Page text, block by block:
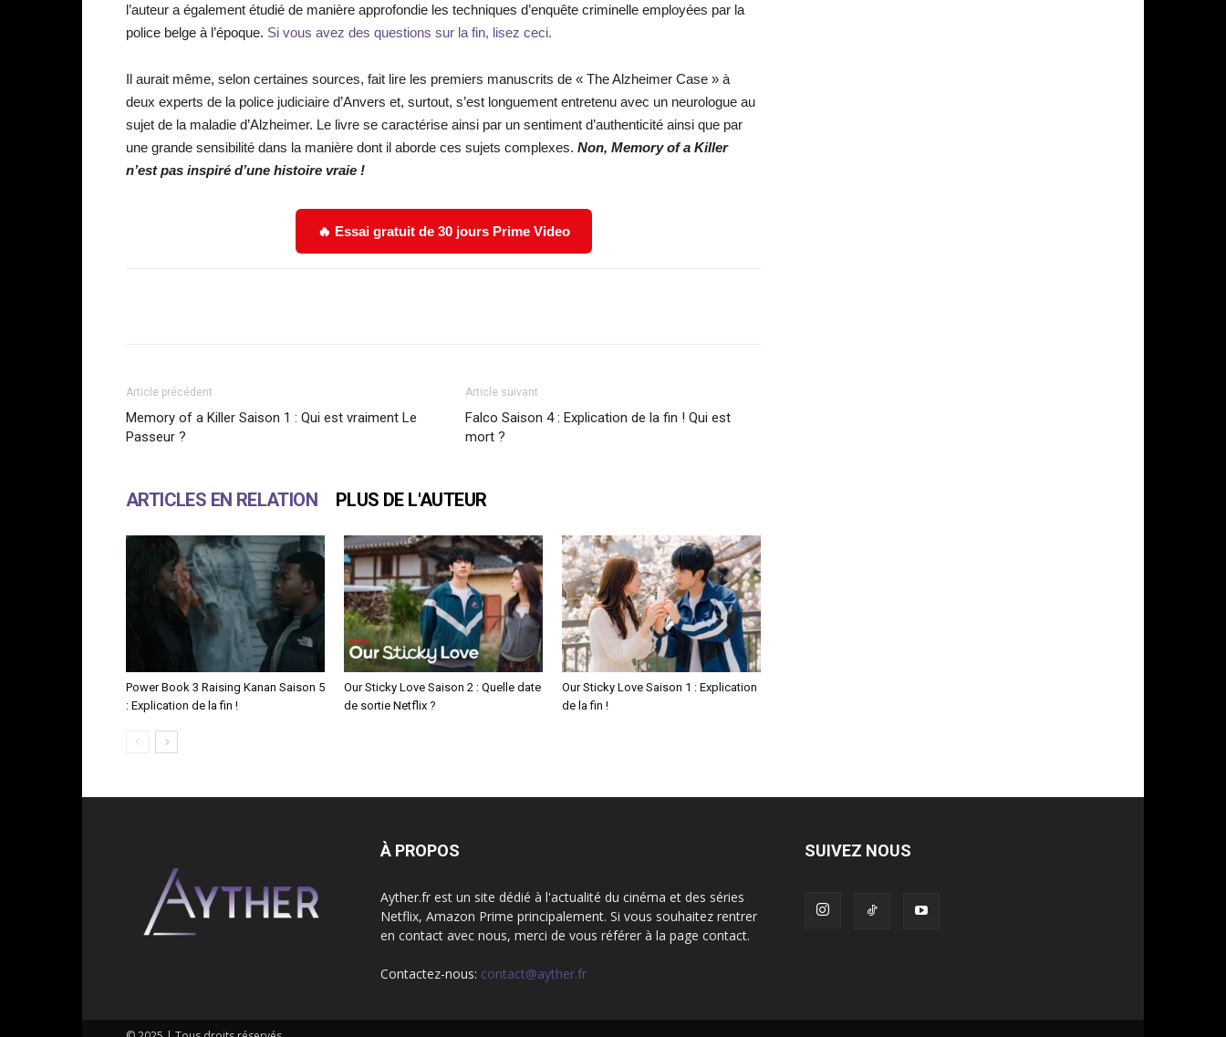
l’auteur a également étudié de manière approfondie les techniques d’enquête criminelle employées par la
police belge à l’époque. Si vous avez des questions sur la fin, lisez ceci.
Il aurait même, selon certaines sources, fait lire les premiers manuscrits de « The Alzheimer Case » à
deux experts de la police judiciaire d’Anvers et, surtout, s’est longuement entretenu avec un neurologue au
sujet de la maladie d’Alzheimer. Le livre se caractérise ainsi par un sentiment d’authenticité ainsi que par
une grande sensibilité dans la manière dont il aborde ces sujets complexes. Non, Memory of a Killer
n’est pas inspiré d’une histoire vraie !
🔥 Essai gratuit de 30 jours Prime Video
Article précédent
Memory of a Killer Saison 1 : Qui est vraiment Le
Passeur ?
Article suivant
Falco Saison 4 : Explication de la fin ! Qui est
mort ?
ARTICLES EN RELATION PLUS DE L'AUTEUR
Power Book 3 Raising Kanan Saison 5
: Explication de la fin !
Our Sticky Love Saison 2 : Quelle date
de sortie Netflix ?
Our Sticky Love Saison 1 : Explication
de la fin !
À PROPOS
Ayther.fr est un site dédié à l'actualité du cinéma et des séries
Netflix, Amazon Prime principalement. Si vous souhaitez rentrer
en contact avec nous, merci de vous référer à la page contact.
Contactez-nous: contact@ayther.fr
SUIVEZ NOUS